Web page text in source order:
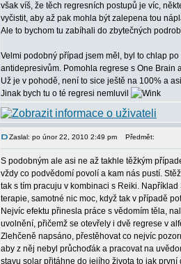
však víš, že těch regresních postupů je víc,
vyčistit, aby až pak mohla být zalepena tou
Ale to bychom tu zabíhali do zbytečných
Velmi podobný případ jsem měl, byl to chlap
antidepresivům. Pomohla regrese s One Brain
Už je v pohodě, není to sice ještě na 100% a
Jinak bych tu o té regresi nemluvil
Zaslal: po únor 22, 2010 2:49 pm Předmět:
S podobným ale asi ne až takhle těžkým
vždy co podvědomí povolí a kam nás pustí.
tak s tím pracuju v kombinaci s Reiki.
terapie, samotné nic moc, když tak v případě
Nejvíc efektu přinesla práce s vědomím těla,
uvolnění, přičemž se otevřely i dvě regrese v
Zlehčeně napsáno, přestěhovat co nejvíc
aby z něj nebyl průchoďák a pracovat na
stavu solar přitáhne do jejího života to jak